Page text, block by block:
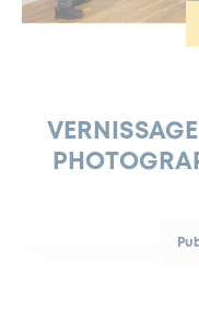
EAU POTABLE ET
DÉCLARATION DE
INFORMATIONS
SUBVENTIONS
PANNEAUX
GRÖBENZELL
DÉVELOPPEMENT